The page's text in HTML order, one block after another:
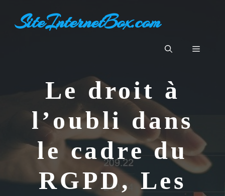
contenuSiteInternetBox.com
Menu
Le droit à
l’oubli dans
le cadre du
RGPD, Les